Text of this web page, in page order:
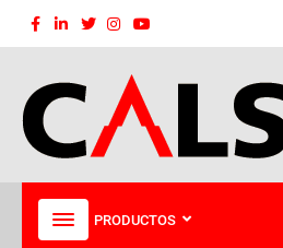
Saltar
PRODUCTOS